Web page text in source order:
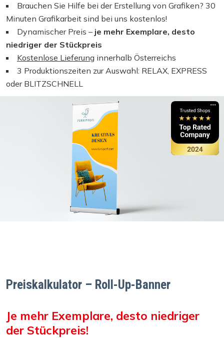
Stempel herstellen
Brauchen Sie Hilfe bei der Erstellung von Grafiken? 30
Minuten Grafikarbeit sind bei uns kostenlos!
Dynamischer Preis – je mehr Exemplare, desto
niedriger der Stückpreis
Kostenlose Lieferung innerhalb Österreichs
3 Produktionszeiten zur Auswahl: RELAX, EXPRESS
oder BLITZSCHNELL
Preiskalkulator – Roll-Up-Banner
Je mehr Exemplare, desto niedriger
der Stückpreis!